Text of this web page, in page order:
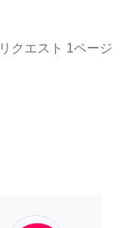
リクエスト 1ページ